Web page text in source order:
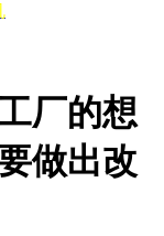
厂的想
做出改